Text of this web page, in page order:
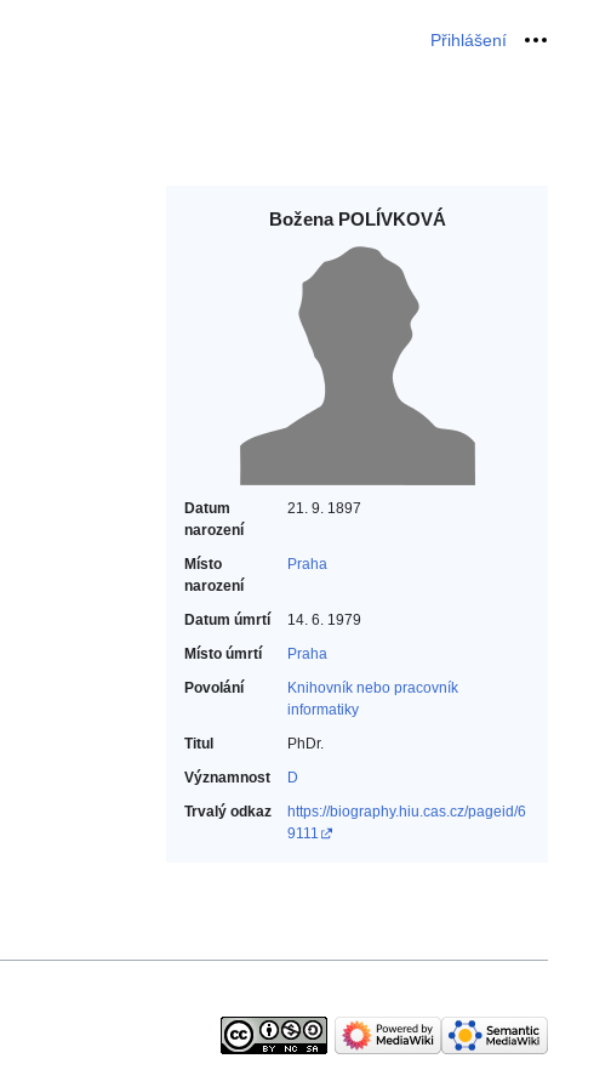
Přihlášení Osobní
Božena POLÍVKOVÁ
Datum
narození
21. 9. 1897
Místo
narození
Praha
Datum úmrtí
14. 6. 1979
Místo úmrtí
Praha
Povolání
Knihovník nebo pracovník
informatiky‎
Titul
PhDr.
Významnost
D
Trvalý odkaz
https://biography.hiu.cas.cz/pageid/6
9111